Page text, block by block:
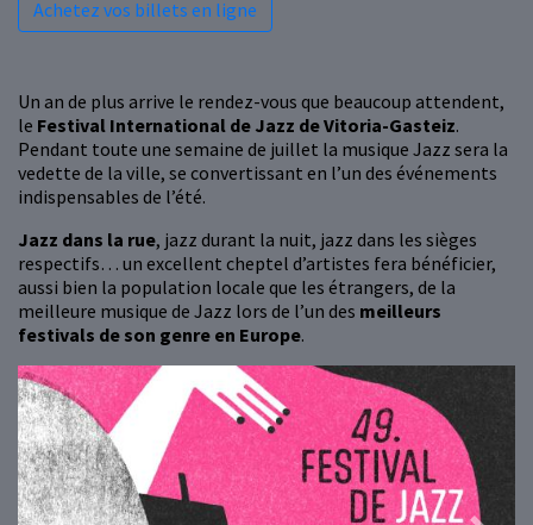
Achetez vos billets en ligne
Un an de plus arrive le rendez-vous que beaucoup attendent,
le Festival International de Jazz de Vitoria-Gasteiz.
Pendant toute une semaine de juillet la musique Jazz sera la
vedette de la ville, se convertissant en l’un des événements
indispensables de l’été.
Jazz dans la rue, jazz durant la nuit, jazz dans les sièges
respectifs… un excellent cheptel d’artistes fera bénéficier,
aussi bien la population locale que les étrangers, de la
meilleure musique de Jazz lors de l’un des meilleurs
festivals de son genre en Europe.